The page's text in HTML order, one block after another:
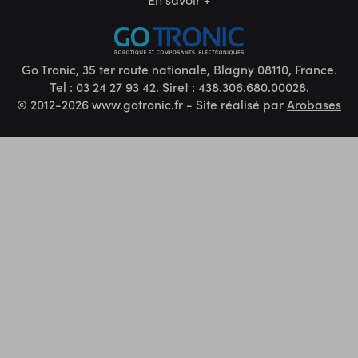
Go Tronic, 35 ter route nationale, Blagny 08110, France.
Tel : 03 24 27 93 42. Siret : 438.306.680.00028.
© 2012-2026 www.gotronic.fr - Site réalisé parArobases